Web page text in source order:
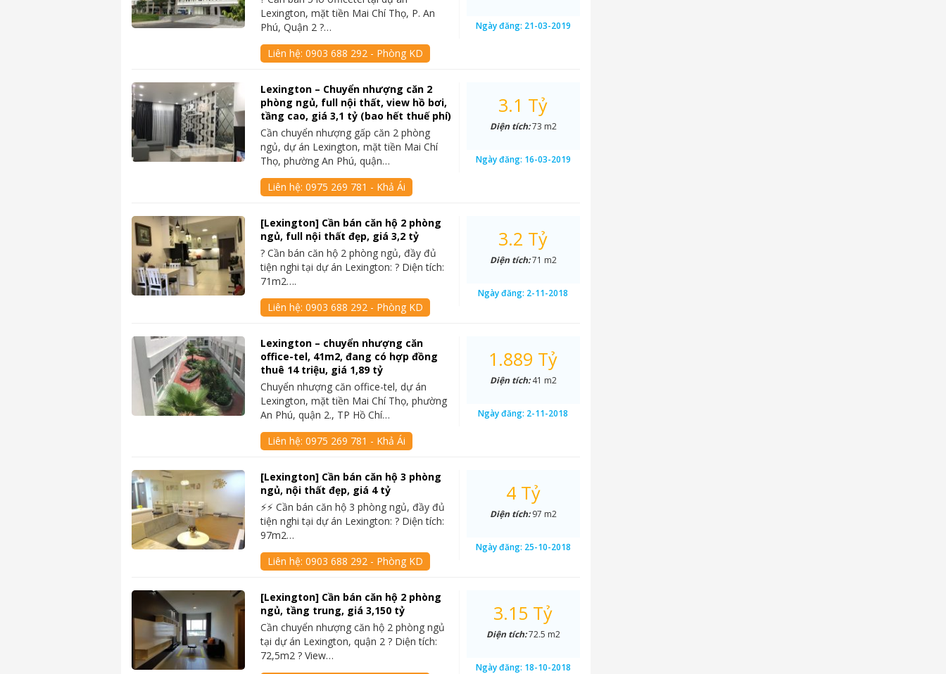
Lexington, mặt tiền Mai Chí Thọ, P. An
Phú, Quận 2 ?…
Liên hệ:0903 688 292 - Phòng KD
Ngày đăng: 21-03-2019
Lexington – Chuyển nhượng căn 2
phòng ngủ, full nội thất, view hồ bơi,
tầng cao, giá 3,1 tỷ (bao hết thuế phí)
Cần chuyển nhượng gấp căn 2 phòng
ngủ, dự án Lexington, mặt tiền Mai Chí
Thọ, phường An Phú, quận…
Liên hệ:0975 269 781 - Khả Ái
3.1 Tỷ
Diện tích:73 m2
Ngày đăng: 16-03-2019
[Lexington] Cần bán căn hộ 2 phòng
ngủ, full nội thất đẹp, giá 3,2 tỷ
? Cần bán căn hộ 2 phòng ngủ, đầy đủ
tiện nghi tại dự án Lexington: ? Diện tích:
71m2….
Liên hệ:0903 688 292 - Phòng KD
3.2 Tỷ
Diện tích:71 m2
Ngày đăng: 2-11-2018
Lexington – chuyển nhượng căn
office-tel, 41m2, đang có hợp đồng
thuê 14 triệu, giá 1,89 tỷ
Chuyển nhượng căn office-tel, dự án
Lexington, mặt tiền Mai Chí Thọ, phường
An Phú, quận 2., TP Hồ Chí…
Liên hệ:0975 269 781 - Khả Ái
1.889 Tỷ
Diện tích:41 m2
Ngày đăng: 2-11-2018
[Lexington] Cần bán căn hộ 3 phòng
ngủ, nội thất đẹp, giá 4 tỷ
⚡⚡ Cần bán căn hộ 3 phòng ngủ, đầy đủ
tiện nghi tại dự án Lexington: ? Diện tích:
97m2…
Liên hệ:0903 688 292 - Phòng KD
4 Tỷ
Diện tích:97 m2
Ngày đăng: 25-10-2018
[Lexington] Cần bán căn hộ 2 phòng
ngủ, tầng trung, giá 3,150 tỷ
Cần chuyển nhượng căn hộ 2 phòng ngủ
tại dự án Lexington, quận 2 ? Diện tích:
72,5m2 ? View…
3.15 Tỷ
Diện tích:72.5 m2
Ngày đăng: 18-10-2018